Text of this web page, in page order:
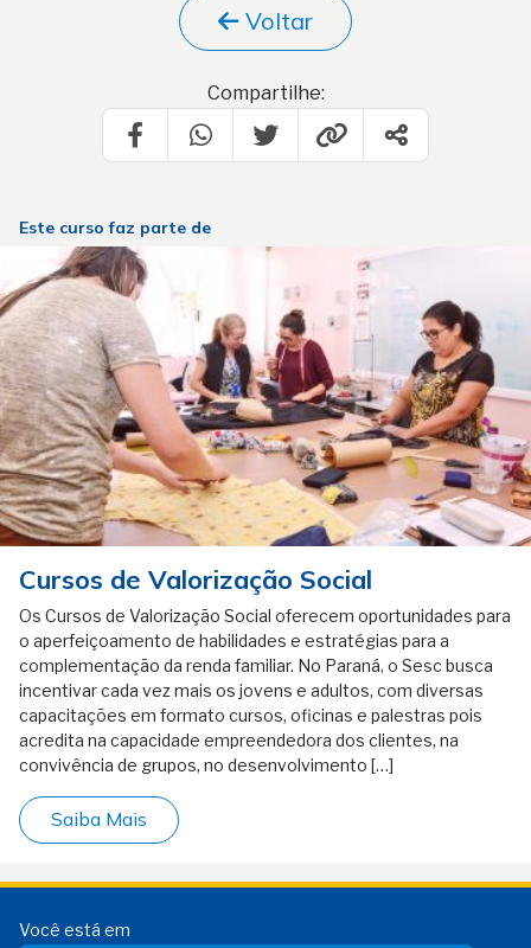
Voltar
Compartilhe:
Este curso faz parte de
Cursos de Valorização Social
Os Cursos de Valorização Social oferecem oportunidades para
o aperfeiçoamento de habilidades e estratégias para a
complementação da renda familiar. No Paraná, o Sesc busca
incentivar cada vez mais os jovens e adultos, com diversas
capacitações em formato cursos, oficinas e palestras pois
acredita na capacidade empreendedora dos clientes, na
convivência de grupos, no desenvolvimento […]
Saiba Mais
Você está em